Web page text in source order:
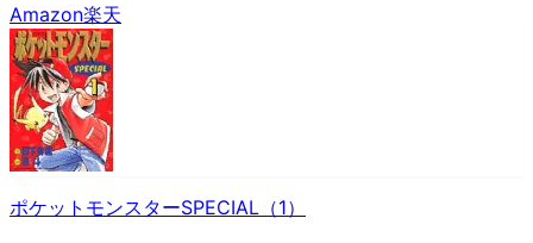
Amazon楽天
ポケットモンスターSPECIAL（1）